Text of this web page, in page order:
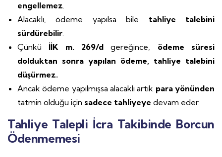
engellemez.
Alacaklı, ödeme yapılsa bile tahliye talebini
sürdürebilir.
Çünkü İİK m. 269/d gereğince, ödeme süresi
dolduktan sonra yapılan ödeme, tahliye talebini
düşürmez.
Ancak ödeme yapılmışsa alacaklı artık para yönünden
tatmin olduğu için sadece tahliyeye devam eder.
Tahliye Talepli İcra Takibinde Borcun
Ödenmemesi